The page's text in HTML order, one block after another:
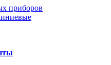
приборов